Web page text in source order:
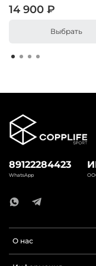
14 900 ₽
Выбрать
О нас
89122284423
WhatsApp